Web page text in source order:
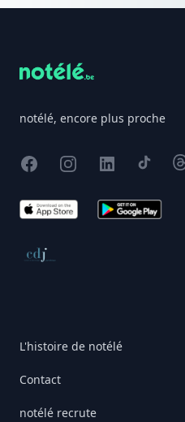
notélé, encore plus proche
FacebookInstagram
X TikTok
App Store Google Play
Conseil de déontologie
L'histoire de notélé
Contact
notélé recrute